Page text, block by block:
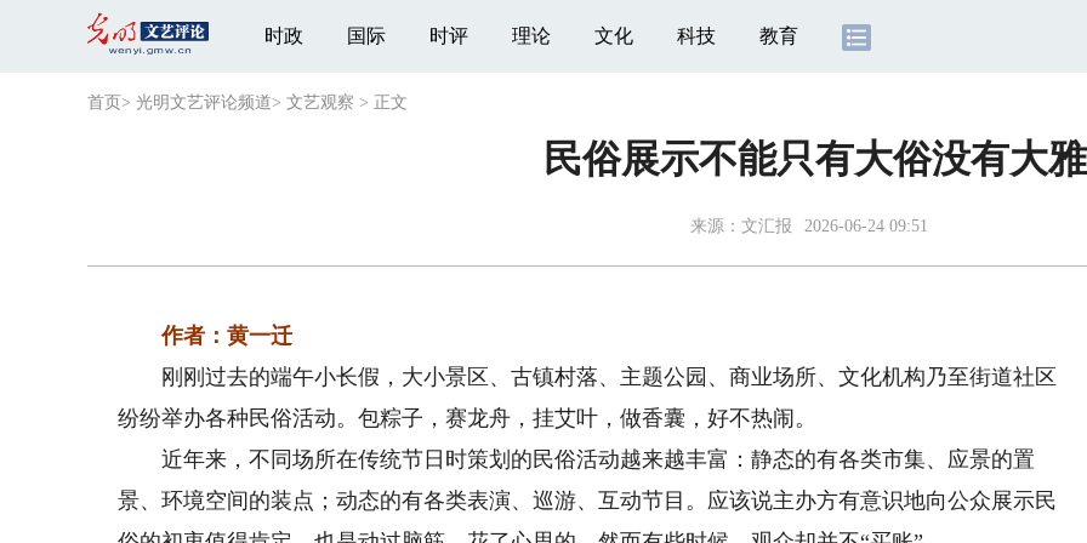
时政 国际 时评 理论 文化 科技 教育
首页 > 光明文艺评论频道> 文艺观察 > 正文
民俗展示不能只有大俗没有大雅
来源： 文汇报 2026-06-24 09:51
作者：黄一迁
刚刚过去的端午小长假，大小景区、古镇村落、主题公园、商业场所、文化机构乃至街道社区
纷纷举办各种民俗活动。包粽子，赛龙舟，挂艾叶，做香囊，好不热闹。
近年来，不同场所在传统节日时策划的民俗活动越来越丰富：静态的有各类市集、应景的置
景、环境空间的装点；动态的有各类表演、巡游、互动节目。应该说主办方有意识地向公众展示民